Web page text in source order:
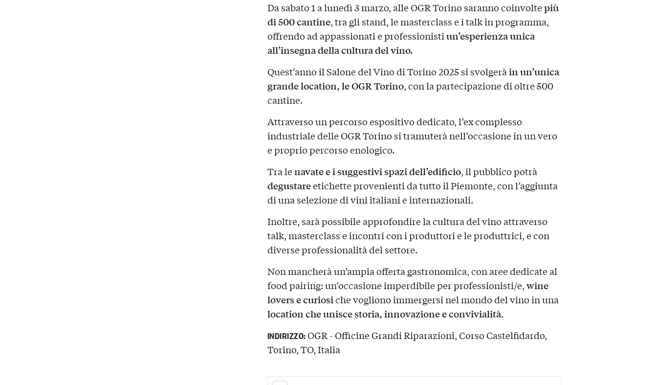
Da sabato 1 a lunedì 3 marzo, alle OGR Torino saranno coinvoltepiù
di 500 cantine, tra gli stand, le masterclass e i talk in programma,
offrendo ad appassionati e professionistiun’esperienza unica
all’insegna della cultura del vino.
Quest’anno il Salone del Vino di Torino 2025 si svolgeràin un’unica
grande location, le OGR Torino, con la partecipazione di oltre 500
cantine.
Attraverso un percorso espositivo dedicato, l’ex complesso
industriale delle OGR Torino si tramuterà nell’occasione in un vero
e proprio percorso enologico.
Tra lenavate e i suggestivi spazi dell’edificio, il pubblico potrà
degustareetichette provenienti da tutto il Piemonte, con l’aggiunta
di una selezione di vini italiani e internazionali.
Inoltre, sarà possibile approfondire la cultura del vino attraverso
talk, masterclass e incontri con i produttori e le produttrici, e con
diverse professionalità del settore.
Non mancherà un’ampia offerta gastronomica, con aree dedicate al
food pairing: un’occasione imperdibile per professionisti/e,wine
lovers e curiosiche vogliono immergersi nel mondo del vino in una
location che unisce storia, innovazione e convivialità.
INDIRIZZO:OGR - Officine Grandi Riparazioni, Corso Castelfidardo,
Torino, TO, Italia